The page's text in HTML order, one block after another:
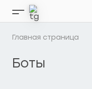
Перейти
содержимому
Кнопка
бокового
меню
Главная страница
Боты